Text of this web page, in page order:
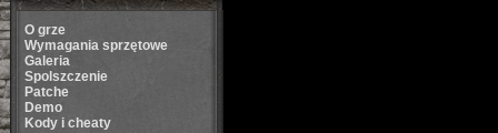
O grze
Wymagania sprzętowe
Galeria
Spolszczenie
Patche
Demo
Kody i cheaty